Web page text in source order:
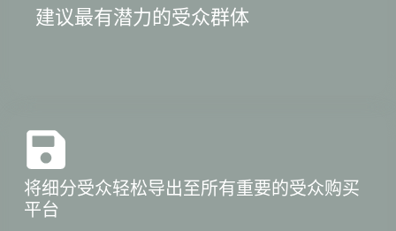
建议最有潜力的受众群体
将细分受众轻松导出至所有重要的受众购买
平台